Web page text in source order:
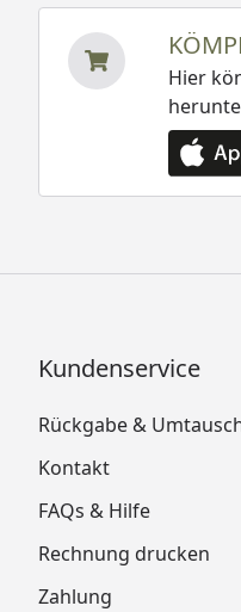
Hier
Kundenservice
Rückgabe &
Kontakt
FAQs & Hilfe
Rechnung drucken
Zahlung